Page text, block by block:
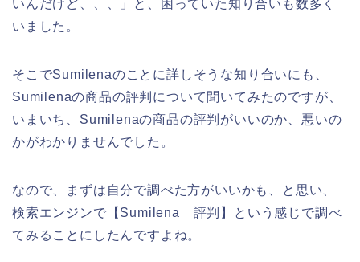
いんだけど、、、」と、困っていた知り合いも数多く
いました。
そこでSumilenaのことに詳しそうな知り合いにも、
Sumilenaの商品の評判について聞いてみたのですが、
いまいち、Sumilenaの商品の評判がいいのか、悪いの
かがわかりませんでした。
なので、まずは自分で調べた方がいいかも、と思い、
検索エンジンで【Sumilena 評判】という感じで調べ
てみることにしたんですよね。